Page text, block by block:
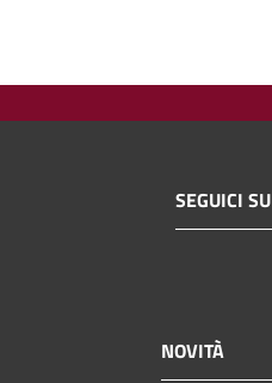
SEGUICI SU
NOVITÀ